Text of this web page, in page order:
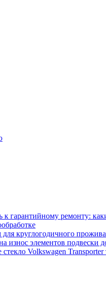
к гарантийному ремонту:
круглогодичного
износ элементов подвески
Volkswagen